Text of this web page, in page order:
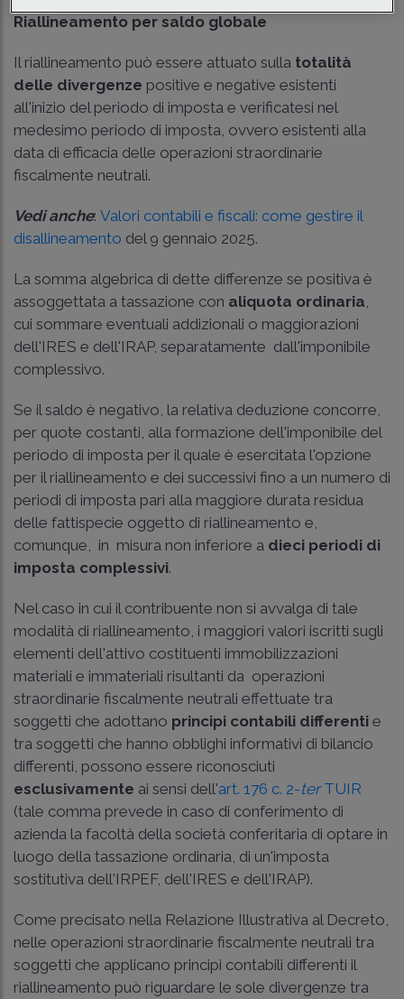
Riallineamento per saldo globale
Il riallineamento può essere attuato sulla totalità
delle divergenze positive e negative esistenti
all'inizio del periodo di imposta e verificatesi nel
medesimo periodo di imposta, ovvero esistenti alla
data di efficacia delle operazioni straordinarie
fiscalmente neutrali.
Vedi anche: Valori contabili e fiscali: come gestire il
disallineamento del 9 gennaio 2025.
La somma algebrica di dette differenze se positiva è
assoggettata a tassazione con aliquota ordinaria
cui sommare eventuali addizionali o maggiorazioni
dell'IRES e dell'IRAP, separatamente dall'imponibile
complessivo.
Se il saldo è negativo, la relativa deduzione concorre,
per quote costanti, alla formazione dell'imponibile del
periodo di imposta per il quale è esercitata l'opzione
per il riallineamento e dei successivi fino a un numero di
periodi di imposta pari alla maggiore durata residua
delle fattispecie oggetto di riallineamento e,
comunque, in misura non inferiore a dieci periodi di
imposta complessivi.
Nel caso in cui il contribuente non si avvalga di tale
modalità di riallineamento, i maggiori valori iscritti sugli
elementi dell'attivo costituenti immobilizzazioni
materiali e immateriali risultanti da operazioni
straordinarie fiscalmente neutrali effettuate tra
soggetti che adottano principi contabili differenti e
tra soggetti che hanno obblighi informativi di bilancio
differenti, possono essere riconosciuti
esclusivamente ai sensi dell'art. 176 c. 2-terTUIR
(tale comma prevede in caso di conferimento di
azienda la facoltà della società conferitaria di optare in
luogo della tassazione ordinaria, di un'imposta
sostitutiva dell'IRPEF, dell'IRES e dell'IRAP).
Come precisato nella Relazione Illustrativa al Decreto,
nelle operazioni straordinarie fiscalmente neutrali tra
soggetti che applicano principi contabili differenti il
riallineamento può riguardare le sole divergenze tra